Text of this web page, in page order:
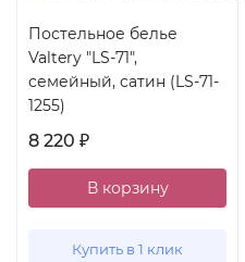
Постельное белье
Valtery "LS-71",
семейный, сатин (LS-71-
1255)
8 220 ₽
В корзину
Купить в 1 клик